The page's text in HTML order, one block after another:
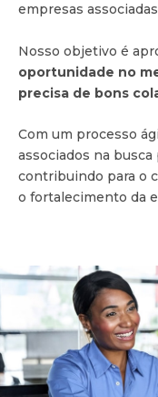
empresas
Nosso objetivo é
oportunidade no
precisa de bons
Com um processo
associados na
contribuindo para o
o fortalecimento da